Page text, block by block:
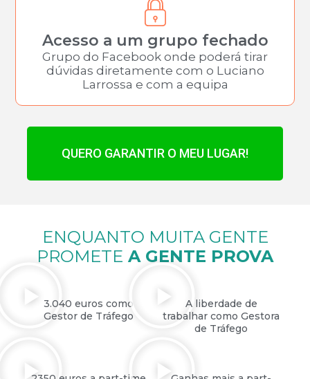
Acesso a um grupo fechado
Grupo do Facebook onde poderá tirar
dúvidas diretamente com o Luciano
Larrossa e com a equipa
QUERO GARANTIR O MEU LUGAR!
ENQUANTO MUITA GENTE
PROMETE A GENTE PROVA
3.040 euros como
Gestor de Tráfego
A liberdade de
trabalhar como Gestora
de Tráfego